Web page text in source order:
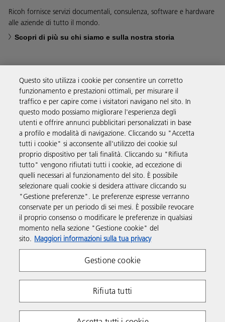
Ricoh fornisce servizi documentali, consulenza, software e hardware
alle aziende di tutto il mondo.
Scopri di più su chi siamo e sulla nostra storia
Soluzioni
Prodotti e servizi
Supporto
Link utili
Seguici sui social
Policy sulla Privacy
Policy sui cookie
Questo sito utilizza i cookie per consentire un corretto
funzionamento e prestazioni ottimali, per misurare il
traffico e per capire come i visitatori navigano nel sito. In
questo modo possiamo migliorare l'esperienza degli
utenti e offrire annunci pubblicitari personalizzati in base
a profilo e modalità di navigazione. Cliccando su "Accetta
tutti i cookie" si acconsente all'utilizzo dei cookie sul
proprio dispositivo per tali finalità. Cliccando su "Rifiuta
tutto" vengono rifiutati tutti i cookie, ad eccezione di
quelli necessari al funzionamento del sito. È possibile
selezionare quali cookie si desidera attivare cliccando su
"Gestione preferenze". Le preferenze espresse verranno
conservate per un periodo di sei mesi. È possibile revocare
il proprio consenso o modificare le preferenze in qualsiasi
momento nella sezione "Gestione cookie" del
sito. Maggiori informazioni sulla tua privacy
Gestione cookie
Rifiuta tutti